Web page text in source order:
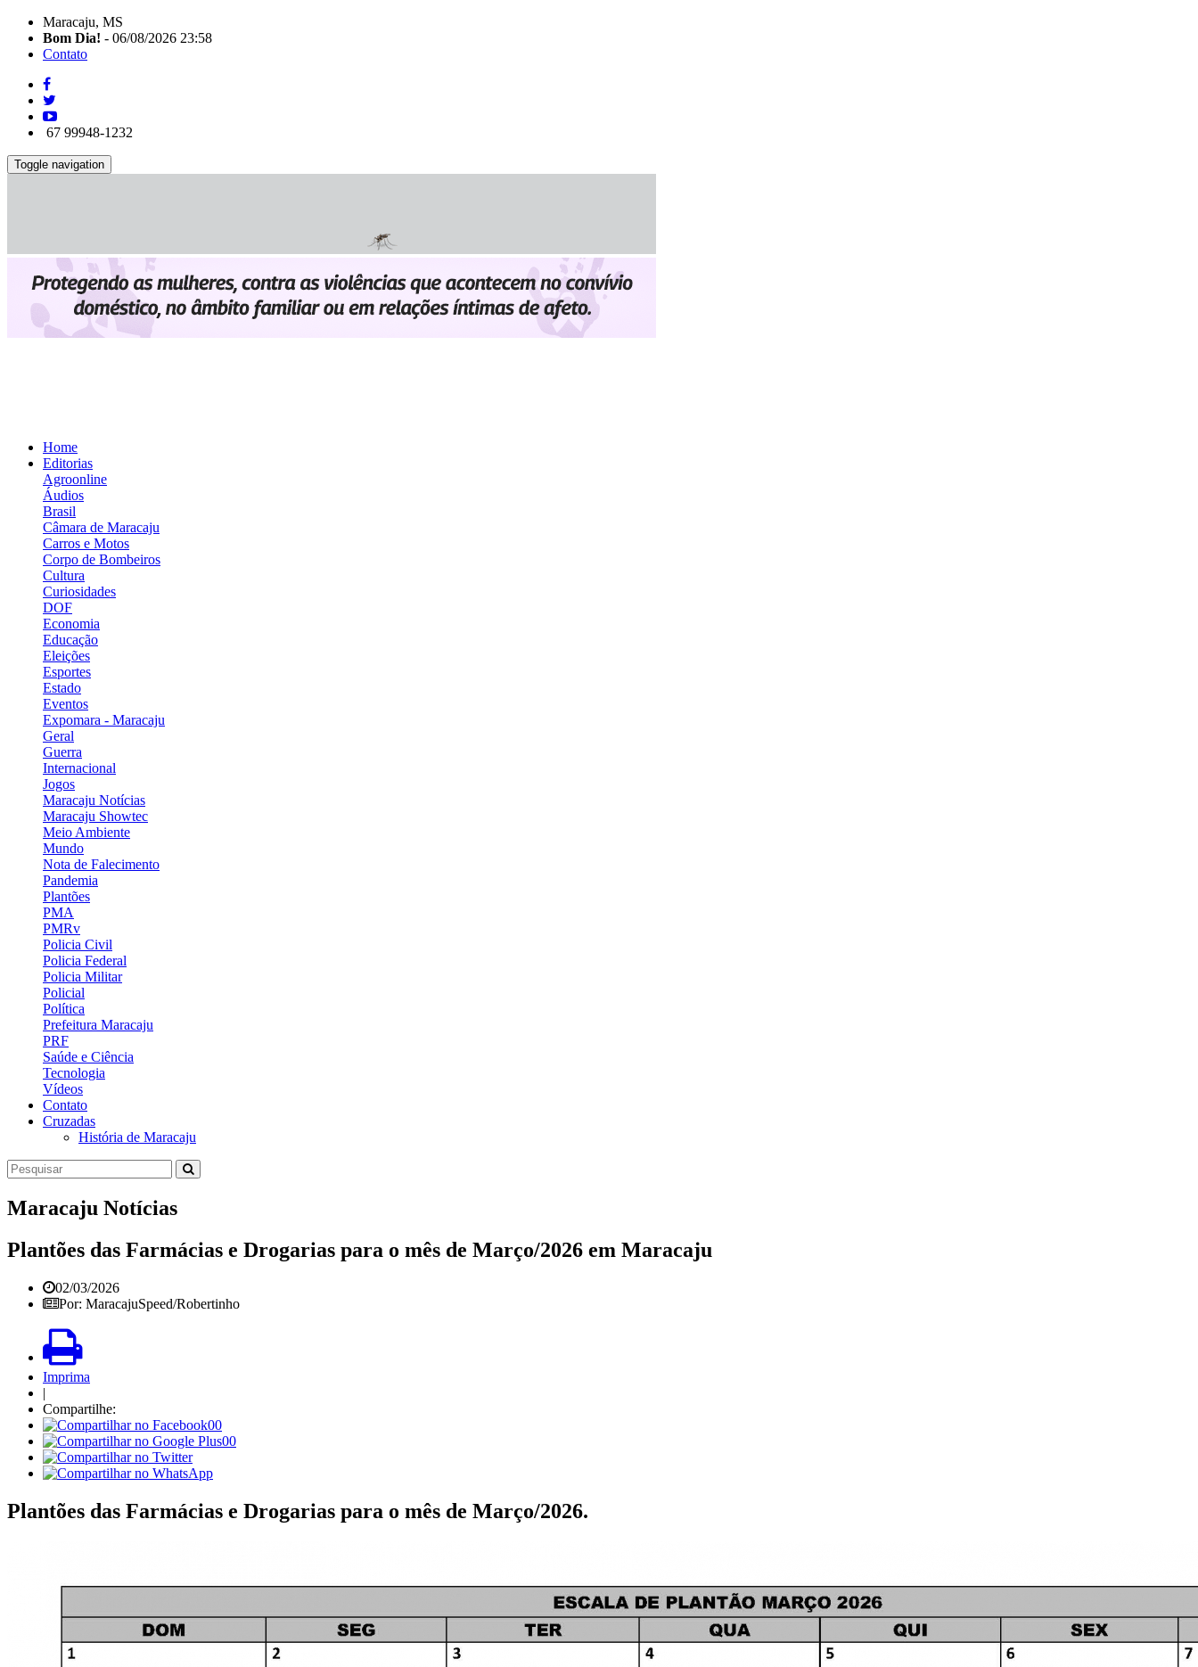
Maracaju, MS
Bom Dia! - 06/08/2026 23:58
Contato
67 99948-1232
Toggle navigation
Home
Editorias
Agroonline
Áudios
Brasil
Câmara de Maracaju
Carros e Motos
Corpo de Bombeiros
Cultura
Curiosidades
DOF
Economia
Educação
Eleições
Esportes
Estado
Eventos
Expomara - Maracaju
Geral
Guerra
Internacional
Jogos
Maracaju Notícias
Maracaju Showtec
Meio Ambiente
Mundo
Nota de Falecimento
Pandemia
Plantões
PMA
PMRv
Policia Civil
Policia Federal
Policia Militar
Policial
Política
Prefeitura Maracaju
PRF
Saúde e Ciência
Tecnologia
Vídeos
Contato
Cruzadas
História de Maracaju
Maracaju Notícias
Plantões das Farmácias e Drogarias para o mês de Março/2026 em Maracaju
02/03/2026
Por: MaracajuSpeed/Robertinho
Imprima
|
Compartilhe:
00
00
Plantões das Farmácias e Drogarias para o mês de Março/2026.